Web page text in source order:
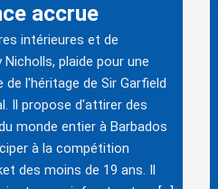
accrue
intérieures et de
plaide pour une
l'héritage de Sir Garfield
Il propose d'attirer des
monde entier à Barbados
à la compétition
des moins de 19 ans. Il